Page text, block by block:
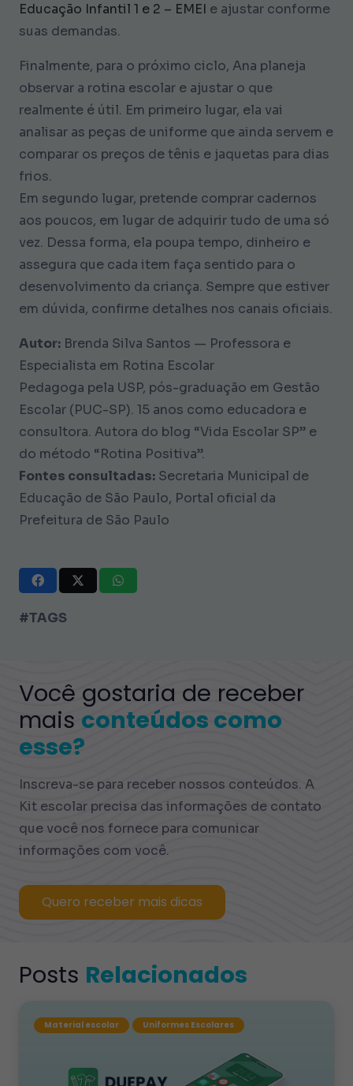
Educação Infantil 1 e 2 – EMEI e ajustar conforme
suas demandas.
Finalmente, para o próximo ciclo, Ana planeja
observar a rotina escolar e ajustar o que
realmente é útil. Em primeiro lugar, ela vai
analisar as peças de uniforme que ainda servem e
comparar os preços de tênis e jaquetas para dias
frios.
Em segundo lugar, pretende comprar cadernos
aos poucos, em lugar de adquirir tudo de uma só
vez. Dessa forma, ela poupa tempo, dinheiro e
assegura que cada item faça sentido para o
desenvolvimento da criança. Sempre que estiver
em dúvida, confirme detalhes nos canais oficiais.
Autor: Brenda Silva Santos — Professora e
Especialista em Rotina Escolar
Pedagoga pela USP, pós-graduação em Gestão
Escolar (PUC-SP). 15 anos como educadora e
consultora. Autora do blog “Vida Escolar SP” e
do método “Rotina Positiva”.
Fontes consultadas: Secretaria Municipal de
Educação de São Paulo, Portal oficial da
Prefeitura de São Paulo
#TAGS
Você gostaria de receber
mais conteúdos como
esse?
Inscreva-se para receber nossos conteúdos. A
Kit escolar precisa das informações de contato
que você nos fornece para comunicar
informações com você.
Quero receber mais dicas
Posts Relacionados
Material escolar Uniformes Escolares